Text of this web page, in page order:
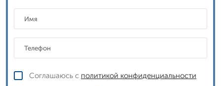
Соглашаюсь с политикой конфиденциальности